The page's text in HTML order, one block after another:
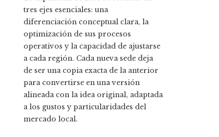
tres ejes esenciales: una
diferenciación conceptual clara, la
optimización de sus procesos
operativos y la capacidad de ajustarse
a cada región. Cada nueva sede deja
de ser una copia exacta de la anterior
para convertirse en una versión
alineada con la idea original, adaptada
a los gustos y particularidades del
mercado local.